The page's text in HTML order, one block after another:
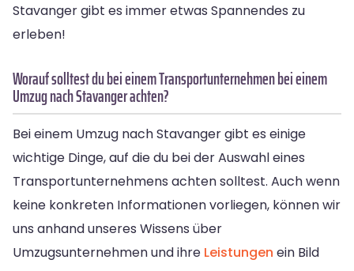
Stavanger gibt es immer etwas Spannendes zu
erleben!
Worauf solltest du bei einem Transportunternehmen bei einem
Umzug nach Stavanger achten?
Bei einem Umzug nach Stavanger gibt es einige
wichtige Dinge, auf die du bei der Auswahl eines
Transportunternehmens achten solltest. Auch wenn
keine konkreten Informationen vorliegen, können wir
uns anhand unseres Wissens über
Umzugsunternehmen und ihre Leistungen ein Bild